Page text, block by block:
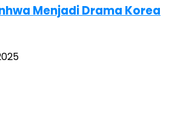
Menjadi Drama Korea